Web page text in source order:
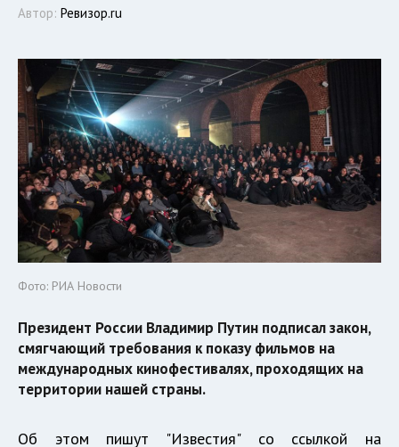
Автор: Ревизор.ru
Фото: РИА Новости
Президент России Владимир Путин подписал закон,
смягчающий требования к показу фильмов на
международных кинофестивалях, проходящих на
территории нашей страны.
Об этом пишут "Известия" со ссылкой на